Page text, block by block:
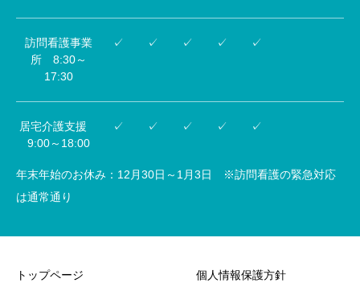
訪問看護事業
所 8:30～
17:30
✓ ✓ ✓ ✓ ✓
居宅介護支援
9:00～18:00
✓ ✓ ✓ ✓ ✓
年末年始のお休み：12月30日～1月3日 ※訪問看護の緊急対応
は通常通り
トップページ 個人情報保護方針